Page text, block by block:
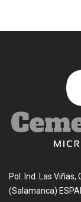
Pol. Ind. Las
(Salamanca)